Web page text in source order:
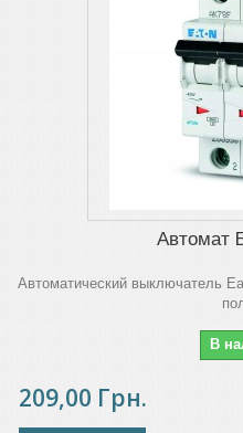
Автомат
Автоматический выключатель
В
209,00 Грн.